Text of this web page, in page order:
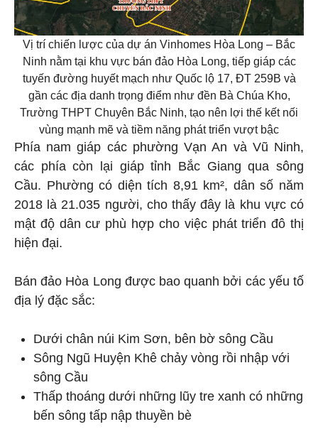
Vị trí chiến lược của dự án Vinhomes Hòa Long – Bắc
Ninh nằm tại khu vực bán đảo Hòa Long, tiếp giáp các
tuyến đường huyết mạch như Quốc lộ 17, ĐT 259B và
gần các địa danh trọng điểm như đền Bà Chúa Kho,
Trường THPT Chuyên Bắc Ninh, tạo nên lợi thế kết nối
vùng mạnh mẽ và tiềm năng phát triển vượt bậc
Phía nam giáp các phường Vạn An và Vũ Ninh,
các phía còn lại giáp tỉnh Bắc Giang qua sông
Cầu. Phường có diện tích 8,91 km², dân số năm
2018 là 21.035 người, cho thấy đây là khu vực có
mật độ dân cư phù hợp cho việc phát triển đô thị
hiện đại.
Bán đảo Hòa Long được bao quanh bởi các yếu tố
địa lý đặc sắc:
Dưới chân núi Kim Sơn, bên bờ sông Cầu
Sông Ngũ Huyện Khê chảy vòng rồi nhập với
sông Cầu
Thấp thoáng dưới những lũy tre xanh có những
bến sông tấp nập thuyền bè